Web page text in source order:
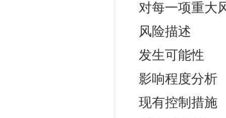
对每一项重大
风险描述
发生可能性
影响程度分析
现有控制措施